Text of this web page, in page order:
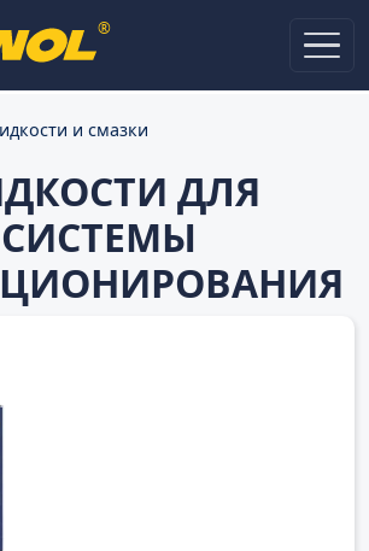
®
и смазки
ДЛЯ
СИСТЕМЫ